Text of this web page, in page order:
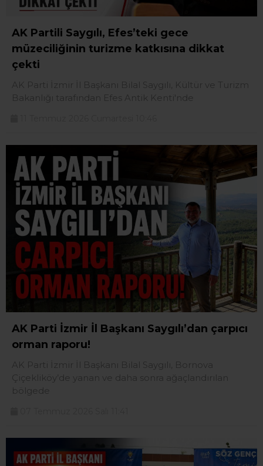
AK Partili Saygılı, Efes’teki gece
müzeciliğinin turizme katkısına dikkat
çekti
AK Parti İzmir İl Başkanı Bilal Saygılı, Kültür ve Turizm
Bakanlığı tarafından Efes Antik Kenti'nde
AK Parti İzmir İl Başkanı Saygılı’dan çarpıcı
orman raporu!
AK Parti İzmir İl Başkanı Bilal Saygılı, Bornova
Çiçekliköy’de yanan ve daha sonra ağaçlandırılan
bölgede